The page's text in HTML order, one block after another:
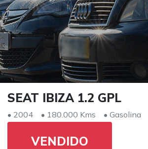
SEAT IBIZA 1.2 GPL
• 2004 • 180.000 Kms • Gasolina
VENDIDO